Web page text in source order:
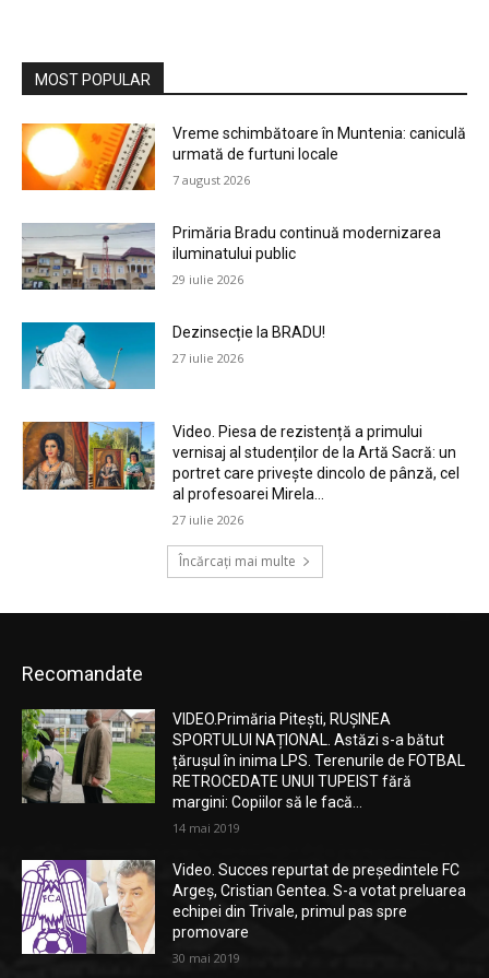
MOST POPULAR
Vreme schimbătoare în Muntenia: caniculă
urmată de furtuni locale
7 august 2026
Primăria Bradu continuă modernizarea
iluminatului public
29 iulie 2026
Dezinsecție la BRADU!
27 iulie 2026
Video. Piesa de rezistență a primului
vernisaj al studenților de la Artă Sacră: un
portret care privește dincolo de pânză, cel
al profesoarei Mirela...
27 iulie 2026
Încărcați mai multe
Recomandate
VIDEO.Primăria Pitești, RUȘINEA
SPORTULUI NAȚIONAL. Astăzi s-a bătut
țărușul în inima LPS. Terenurile de FOTBAL
RETROCEDATE UNUI TUPEIST fără
margini: Copiilor să le facă...
14 mai 2019
Video. Succes repurtat de președintele FC
Argeș, Cristian Gentea. S-a votat preluarea
echipei din Trivale, primul pas spre
promovare
30 mai 2019